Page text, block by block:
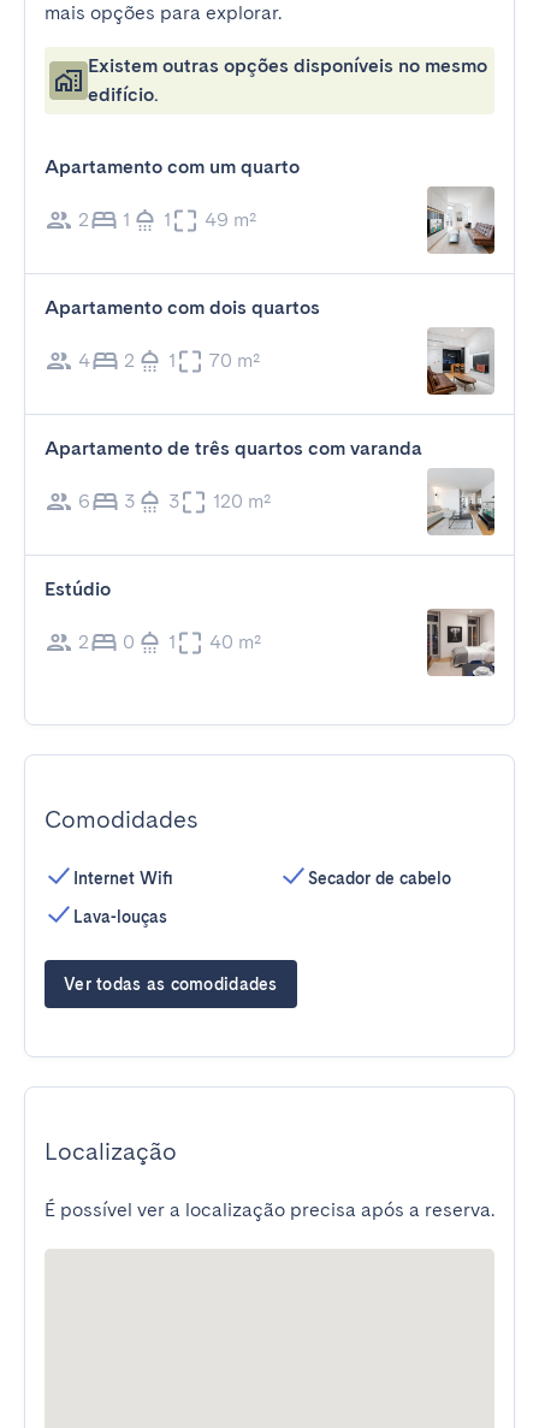
mais opções para explorar.
Existem outras opções disponíveis no mesmo
edifício.
Apartamento com um quarto
2 1 1 49 m²
Apartamento com dois quartos
4 2 1 70 m²
Apartamento de três quartos com varanda
6 3 3 120 m²
Estúdio
2 0 1 40 m²
Comodidades
Internet Wifi
Lava-louças
Secador de cabelo
Ver todas as comodidades
Localização
É possível ver a localização precisa após a reserva.